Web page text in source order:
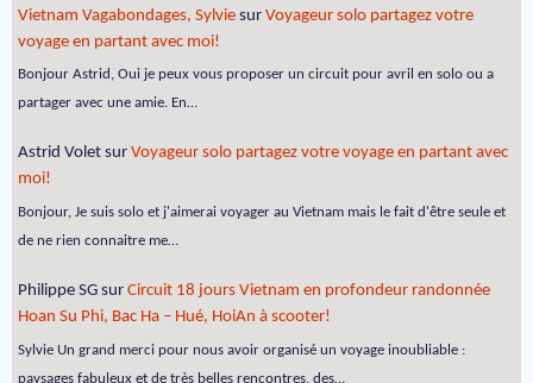
Vietnam Vagabondages, Sylvie sur Voyageur solo partagez votre
voyage en partant avec moi!
Bonjour Astrid, Oui je peux vous proposer un circuit pour avril en solo ou a
partager avec une amie. En…
Astrid Volet sur Voyageur solo partagez votre voyage en partant avec
moi!
Bonjour, Je suis solo et j'aimerai voyager au Vietnam mais le fait d'être seule et
de ne rien connaitre me…
Philippe SG sur Circuit 18 jours Vietnam en profondeur randonnée
Hoan Su Phi, Bac Ha – Hué, HoiAn à scooter!
Sylvie Un grand merci pour nous avoir organisé un voyage inoubliable :
paysages fabuleux et de très belles rencontres, des…